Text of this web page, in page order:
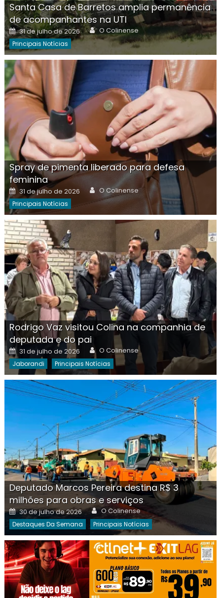
Santa Casa de Barretos amplia permanência
de acompanhantes na UTI
Posted
on
31 de julho de 2026 Author
O Colinense
Principais Notícias
Spray de pimenta liberado para defesa
feminina
Posted
on
31 de julho de 2026 Author
O Colinense
Principais Notícias
Rodrigo Vaz visitou Colina na companhia de
deputada e do pai
Posted
on
31 de julho de 2026 Author
O Colinense
Jaborandi Principais Notícias
Deputado Marcos Pereira destina R$ 3
milhões para obras e serviços
Posted
on
30 de julho de 2026 Author
O Colinense
Destaques Da Semana Principais Notícias